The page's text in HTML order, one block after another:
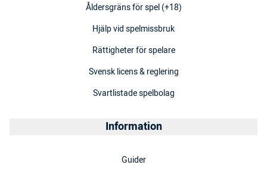
Åldersgräns för spel (+18)
Hjälp vid spelmissbruk
Rättigheter för spelare
Svensk licens & reglering
Svartlistade spelbolag
Information
Guider